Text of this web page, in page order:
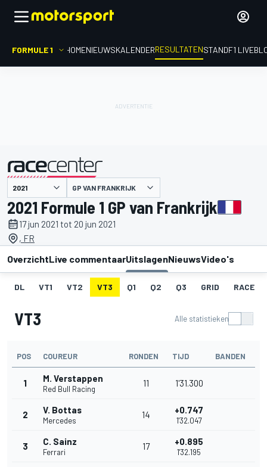
FORMULE 1 HOMENIEUWSKALENDERRESULTATENSTANDF1
gepresenteerd door GP VAN FRANKRIJK
2021 Formule 1 GP van Frankrijk
17 jun 2021 tot 20 jun 2021
, FR
OverzichtLive commentaarUitslagenNieuwsVideo's
DL VT1 VT2 VT3 Q1 Q2 Q3 GRID RACE
VT3 Alle statistieken
POS COUREUR RONDEN TIJD BANDEN
1 M. Verstappen
Red Bull Racing
11 1'31.300
2 V. Bottas
Mercedes
14 +0.747
1'32.047
3 C. Sainz
Ferrari
17 +0.895
1'32.195